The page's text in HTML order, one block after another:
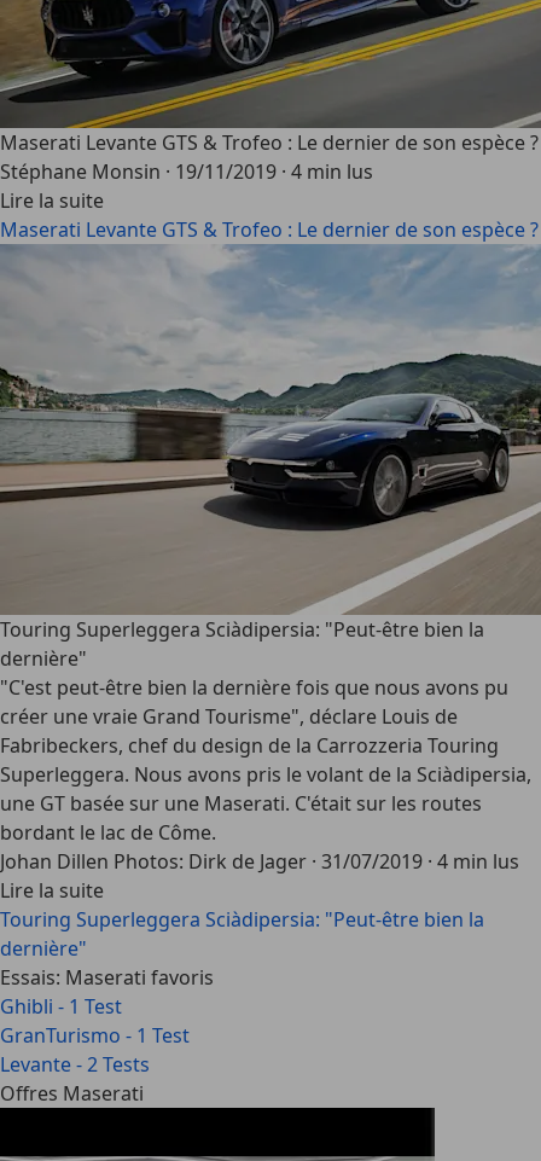
Maserati Levante GTS & Trofeo : Le dernier de son espèce ?
Stéphane Monsin · 19/11/2019 · 4 min lus
Lire la suite
Maserati Levante GTS & Trofeo : Le dernier de son espèce ?
Touring Superleggera Sciàdipersia: "Peut-être bien la
dernière"
"C'est peut-être bien la dernière fois que nous avons pu
créer une vraie Grand Tourisme", déclare Louis de
Fabribeckers, chef du design de la Carrozzeria Touring
Superleggera. Nous avons pris le volant de la Sciàdipersia,
une GT basée sur une Maserati. C'était sur les routes
bordant le lac de Côme.
Johan Dillen Photos: Dirk de Jager · 31/07/2019 · 4 min lus
Lire la suite
Touring Superleggera Sciàdipersia: "Peut-être bien la
dernière"
Essais: Maserati favoris
Ghibli - 1 Test
GranTurismo - 1 Test
Levante - 2 Tests
Offres Maserati